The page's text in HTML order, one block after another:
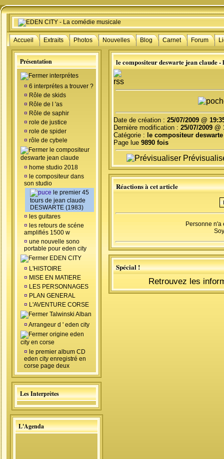
Accueil Extraits Photos Nouvelles Blog Carnet Forum
Présentation
interprétes
¤ 6 interprétes a trouver ?
¤ Rôle de skids
¤ Rôle de l 'as
¤ Rôle de saphir
¤ role de justice
¤ role de spider
¤ rôle de cybele
le compositeur
deswarte jean claude
¤ home studio 2018
¤ le compositeur dans
son studio
le premier 45
tours de jean claude
DESWARTE (1983)
¤ les guitares
¤ les retours de scéne
amplifiés 1500 w
¤ une nouvelle sono
portable pour eden city
EDEN CITY
¤ L'HISTOIRE
¤ MISE EN MATIERE
¤ LES PERSONNAGES
¤ PLAN GENERAL
¤ L'AVENTURE CORSE
Talwinski Alban
¤ Arrangeur d ' eden city
origine eden
city en corse
¤ le premier album CD
eden city enregistré en
corse page deux
Les Interprètes
L'Agenda
le compositeur deswarte jean claude
Date de création : 25/07/2009 @
Dernière modification : 25/07/2009 @
Catégorie : le compositeur
Page lue 9890 fois
Réactions à cet article
Personne n'a
Spécial !
Retrouvez les